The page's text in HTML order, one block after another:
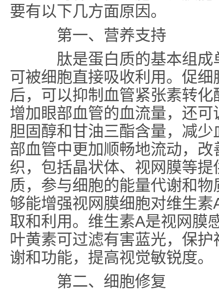
要有以下几方面原因。
第一、 营养支持
肽是蛋白质的基本组成
可被细胞直接吸收利用。促
后，可以抑制血管紧张素转
增加眼部血管的血流量，还
胆固醇和甘油三酯含量，减
部血管中更加顺畅地流动，
织，包括晶状体、视网膜等
质，参与细胞的能量代谢和
够能增强视网膜细胞对维生
取和利用。维生素A是视网膜
叶黄素可过滤有害蓝光，保
谢和功能，提高视觉敏锐度。
第二、 细胞修复